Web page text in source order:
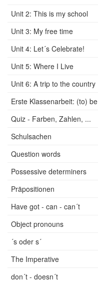
Unit 2: This is my school
Unit 3: My free time
Unit 4: Let´s Celebrate!
Unit 5: Where I Live
Unit 6: A trip to the country
Erste Klassenarbeit: (to) be
Quiz - Farben, Zahlen, ...
Schulsachen
Question words
Possessive determiners
Präpositionen
Have got - can - can´t
Object pronouns
´s oder s´
The Imperative
don´t - doesn´t